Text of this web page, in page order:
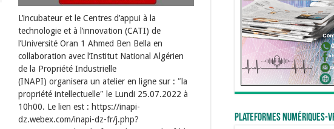
L’incubateur et le Centres d’appui à la
technologie et à l’innovation (CATI) de
l’Université Oran 1 Ahmed Ben Bella en
collaboration avec l’Institut National Algérien
de la Propriété Industrielle
(INAPI) organisera un atelier en ligne sur : ″la
propriété intellectuelle″ le Lundi 25.07.2022 à
10h00. Le lien est : https://inapi-
dz.webex.com/inapi-dz-fr/j.php?
Plateformes numériques-